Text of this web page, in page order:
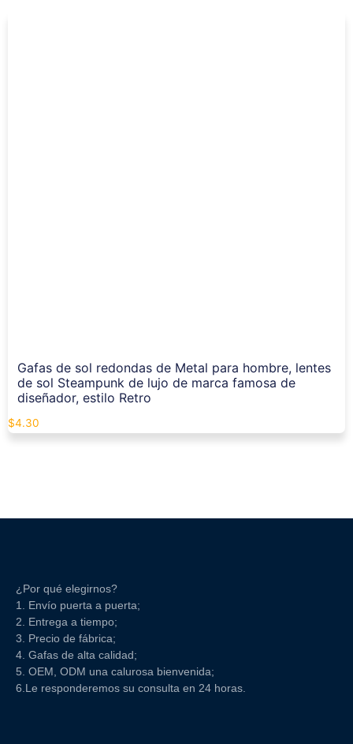
Gafas de sol redondas de Metal para hombre, lentes
de sol Steampunk de lujo de marca famosa de
diseñador, estilo Retro
$4.30
¿Por qué elegirnos?
1. Envío puerta a puerta;
2. Entrega a tiempo;
3. Precio de fábrica;
4. Gafas de alta calidad;
5. OEM, ODM una calurosa bienvenida;
6.Le responderemos su consulta en 24 horas.